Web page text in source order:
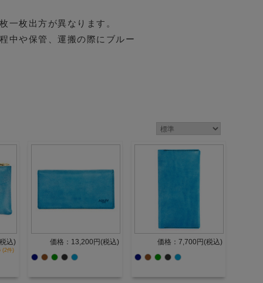
一枚出方が異なります。
中や保管、運搬の際にブルー
込)
(2件)
価格：13,200円(税込) 価格：7,700円(税込)